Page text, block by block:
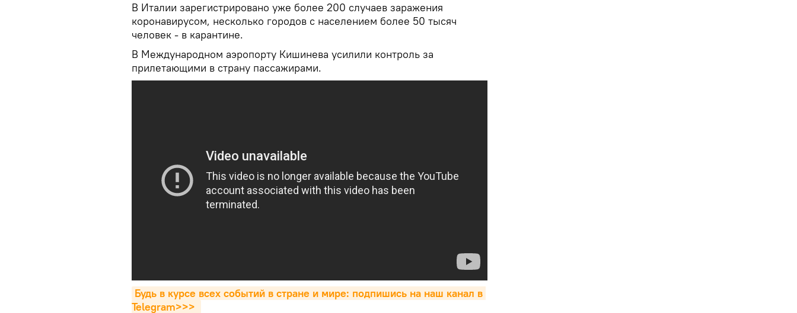
В Италии зарегистрировано уже более 200 случаев заражения
коронавирусом, несколько городов с населением более 50 тысяч
человек - в карантине.
В Международном аэропорту Кишинева усилили контроль за
прилетающими в страну пассажирами.
Будь в курсе всех событий в стране и мире: подпишись на наш канал в
Telegram>>>